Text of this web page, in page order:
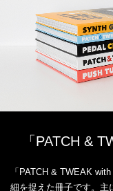
「PATCH &
「PATCH & TWEAK
細を捉えた冊子です。主